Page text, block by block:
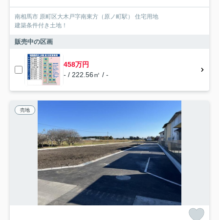
南相馬市 原町区大木戸字南東方（原ノ町駅） 住宅用地
建築条件付き土地！
販売中の区画
458万円
- / 222.56㎡ / -
売地